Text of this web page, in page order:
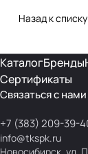
Назад к списку
КаталогБренды
Сертификаты
Связаться с нами
+7 (383) 209-39-
info@tkspk.ru